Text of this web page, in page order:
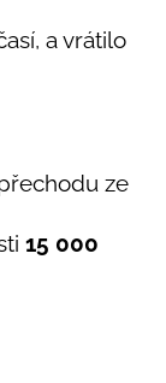
a vrátilo
ze
15 000